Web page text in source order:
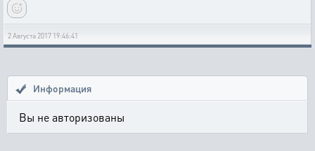
2 Августа 2017 19:46:41
Информация
Вы не авторизованы